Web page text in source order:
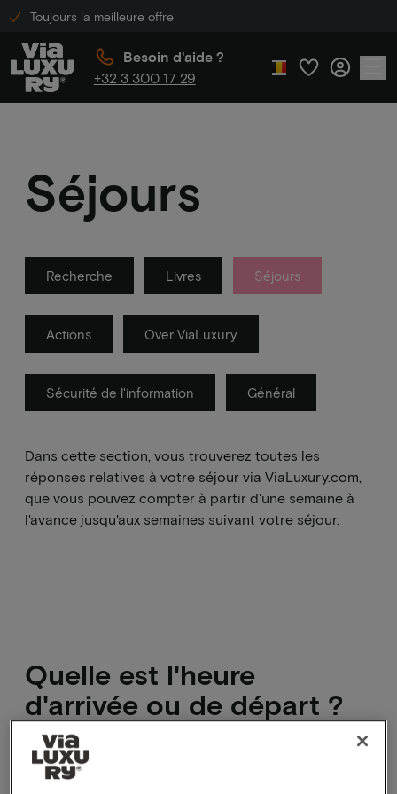
Toujours la meilleure offre
Besoin d'aide ?
+32 3 300 17 29
Séjours
Recherche Livres Séjours
Actions Over ViaLuxury
Sécurité de l'information Général
Dans cette section, vous trouverez toutes les
réponses relatives à votre séjour via ViaLuxury.com,
que vous pouvez compter à partir d'une semaine à
l'avance jusqu'aux semaines suivant votre séjour.
Quelle est l'heure
d'arrivée ou de départ ?
Lorsque vous choisissez un forfait, il arrive que l'une
des caractéristiques soit le départ tardif ou l'arrivée